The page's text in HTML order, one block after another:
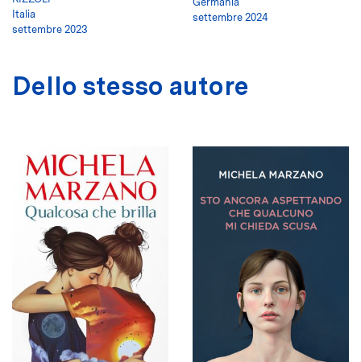
Italia
settembre 2023
settembre 2024
Dello stesso autore